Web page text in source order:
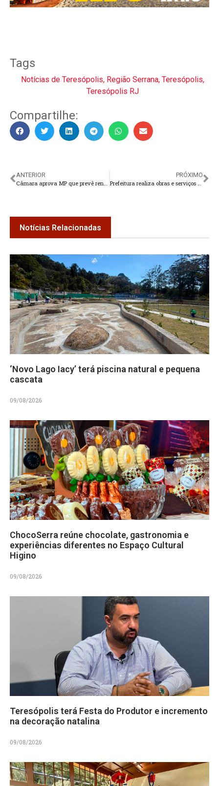
Tags
Notícias de Teresópolis, Região Serrana, Teresópolis,
Teresópolis RJ
Compartilhe:
ANTERIOR
Câmara aprova MP que prevê renovação automática de CNH
PRÓXIMO
Prefeitura realiza obras e serviços de manutenção em Teresópolis
Notícias Relacionadas
‘Novo Lago Iacy’ terá piscina natural e pequena
cascata
09/08/2026
ChocoSerra reúne chocolate, gastronomia e
experiências diferentes no Espaço Cultural
Higino
09/08/2026
Teresópolis terá Festa do Produtor e incremento
na decoração natalina
09/08/2026